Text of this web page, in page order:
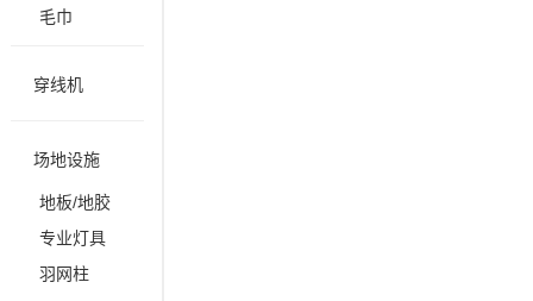
毛巾
穿线机
场地设施
地板/地胶
专业灯具
羽网柱